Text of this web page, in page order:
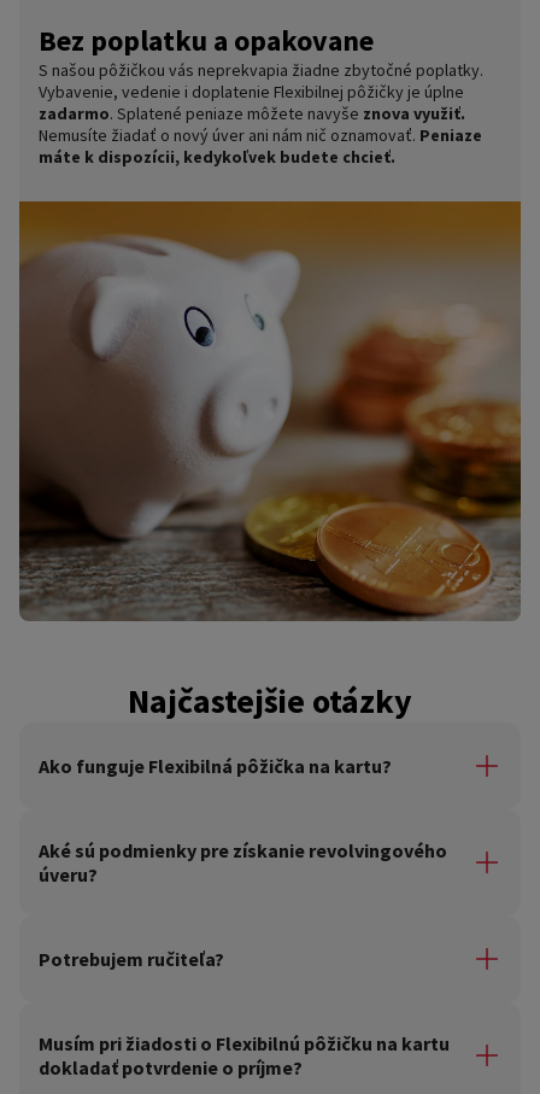
Bez poplatku a opakovane
S našou pôžičkou vás neprekvapia žiadne zbytočné poplatky.
Vybavenie, vedenie i doplatenie Flexibilnej pôžičky je úplne
zadarmo. Splatené peniaze môžete navyše znova využiť.
Nemusíte žiadať o nový úver ani nám nič oznamovať. Peniaze
máte k dispozícii, kedykoľvek budete chcieť.
Najčastejšie otázky
Ako funguje Flexibilná pôžička na kartu?
ktorému môžete splatené peniaze opakovane využívať
bez podpisovania ďalších zmlúv. Splatené peniaze
Aké sú podmienky pre získanie revolvingového
úveru?
osoba so stálym zdrojom príjmu.
Potrebujem ručiteľa?
Musím pri žiadosti o Flexibilnú pôžičku na kartu
dokladať potvrdenie o príjme?